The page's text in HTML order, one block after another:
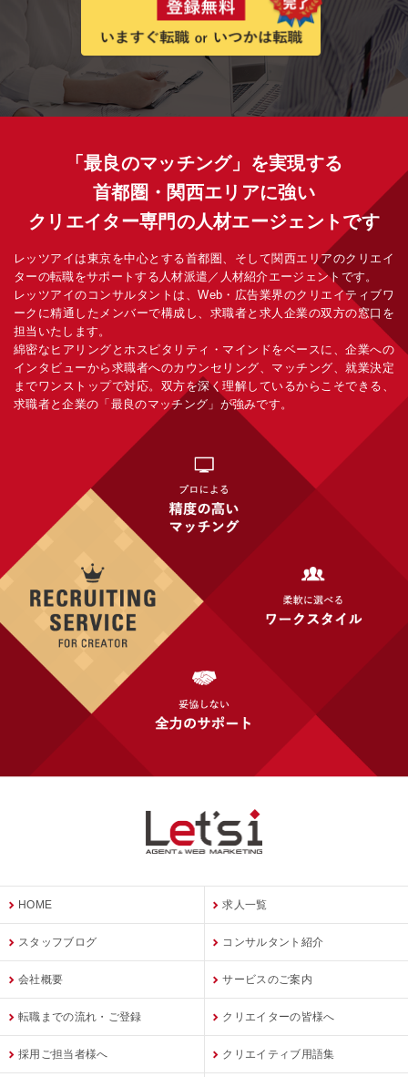
「最良のマッチング」を実現する
首都圏・関西エリアに強い
クリエイター専門の人材エージェントです
レッツアイは東京を中心とする首都圏、そして関西エリアのクリエイ
ターの転職をサポートする人材派遣／人材紹介エージェントです。
レッツアイのコンサルタントは、Web・広告業界のクリエイティブワ
ークに精通したメンバーで構成し、求職者と求人企業の双方の窓口を
担当いたします。
綿密なヒアリングとホスピタリティ・マインドをベースに、企業への
インタビューから求職者へのカウンセリング、マッチング、就業決定
までワンストップで対応。双方を深く理解しているからこそできる、
求職者と企業の「最良のマッチング」が強みです。
HOME 求人一覧
スタッフブログ コンサルタント紹介
会社概要 サービスのご案内
転職までの流れ・ご登録 クリエイターの皆様へ
採用ご担当者様へ クリエイティブ用語集